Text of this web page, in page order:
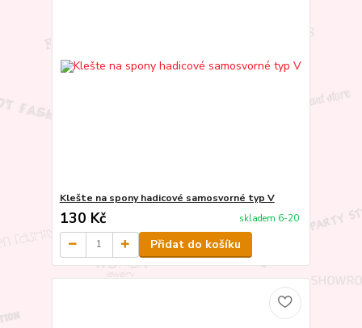
Klešte na spony hadicové samosvorné typ V
130 Kč skladem 6-20
Přidat do košíku